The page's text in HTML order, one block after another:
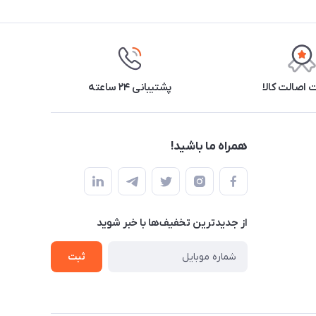
اصالت کالا پشتیبانی ۲۴ ساعته
همراه ما باشید!
از جدید‌ترین تخفیف‌ها با‌ خبر شوید
ثبت